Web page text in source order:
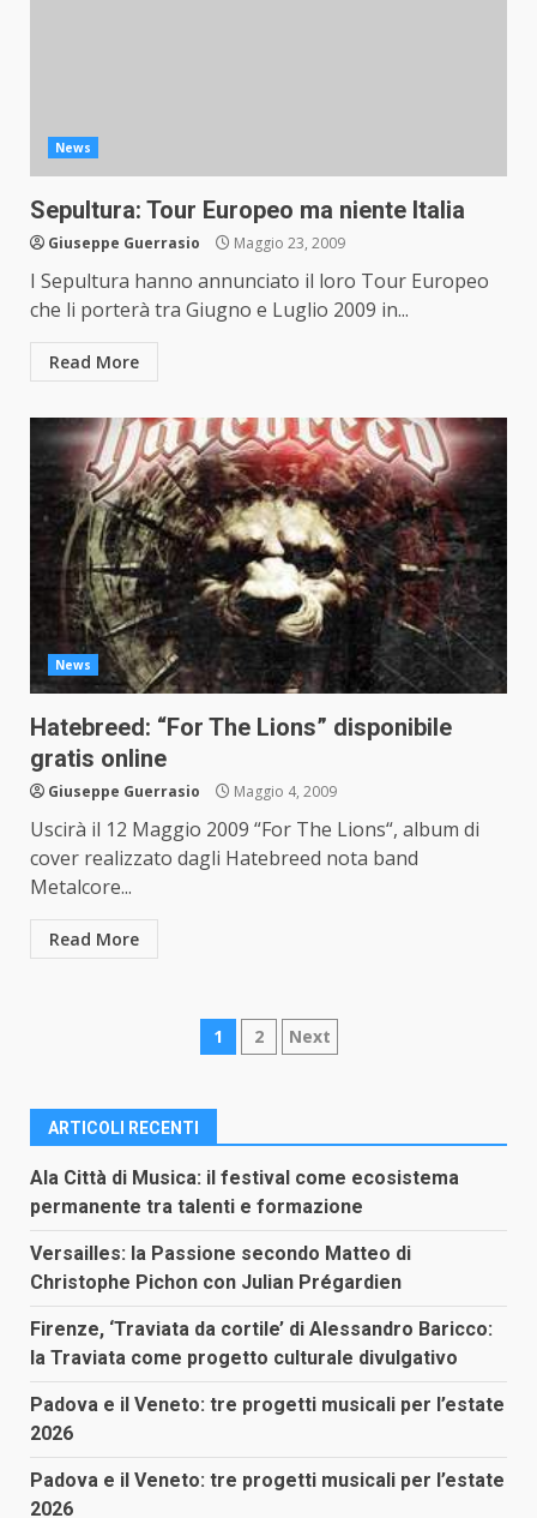
News
Sepultura: Tour Europeo ma niente Italia
Giuseppe Guerrasio Maggio 23, 2009
I Sepultura hanno annunciato il loro Tour Europeo
che li porterà tra Giugno e Luglio 2009 in...
Read More
News
Hatebreed: “For The Lions” disponibile
gratis online
Giuseppe Guerrasio Maggio 4, 2009
Uscirà il 12 Maggio 2009 “For The Lions“, album di
cover realizzato dagli Hatebreed nota band
Metalcore...
Read More
Paginazione
articoli
1 2 Next
ARTICOLI RECENTI
Ala Città di Musica: il festival come ecosistema
permanente tra talenti e formazione
Versailles: la Passione secondo Matteo di
Christophe Pichon con Julian Prégardien
Firenze, ‘Traviata da cortile’ di Alessandro Baricco:
la Traviata come progetto culturale divulgativo
Padova e il Veneto: tre progetti musicali per l’estate
2026
Padova e il Veneto: tre progetti musicali per l’estate
2026